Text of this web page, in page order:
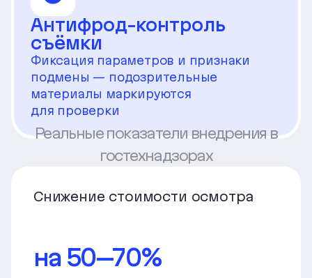
Антифрод-контроль
съёмки
Фиксация параметров и признаки
подмены — подозрительные
материалы маркируются
для проверки
Реальные показатели внедрения в
гостехнадзорах
Снижение стоимости осмотра
на 50–70%